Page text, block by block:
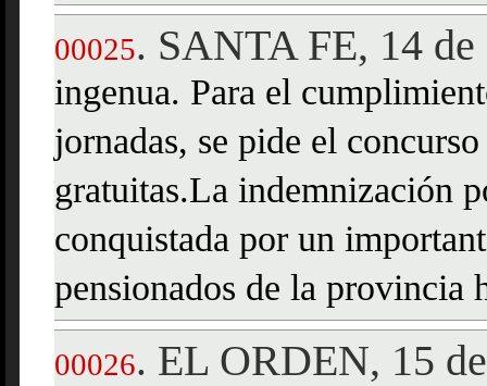
00025. SANTA FE, 14
ingenua. Para el
jornadas, se pide el
gratuitas.La indemnización
conquistada por un
pensionados de la provincia
00026. EL ORDEN, 15